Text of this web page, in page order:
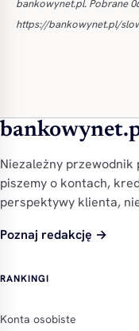
bankowynet.pl. Pobrane
https://bankowynet.pl/
Niezależny
piszemy o kontach,
perspektywy klienta,
Poznaj redakcję →
RANKINGI
Konta osobiste